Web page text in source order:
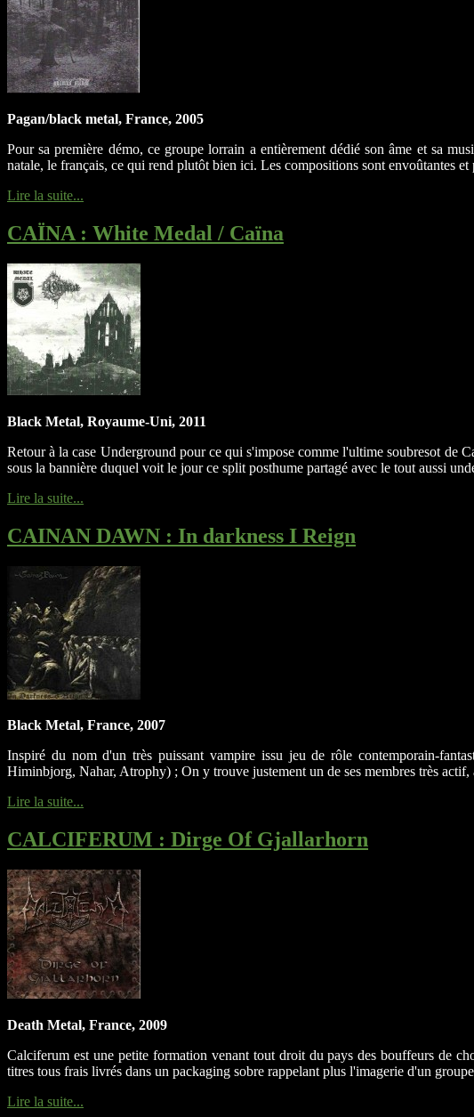
Pagan/black metal, France, 2005
Pour sa première démo, ce groupe lorrain a entièrement dédié son âme et sa
natale, le français, ce qui rend plutôt bien ici. Les compositions sont envoûtantes et
Lire la suite...
CAÏNA : White Medal / Caïna
Black Metal, Royaume-Uni, 2011
Retour à la case Underground pour ce qui s'impose comme l'ultime soubresot de
sous la bannière duquel voit le jour ce split posthume partagé avec le tout aussi
Lire la suite...
CAINAN DAWN : In darkness I Reign
Black Metal, France, 2007
Inspiré du nom d'un très puissant vampire issu jeu de rôle contemporain-
Himinbjorg, Nahar, Atrophy) ; On y trouve justement un de ses membres très
Lire la suite...
CALCIFERUM : Dirge Of Gjallarhorn
Death Metal, France, 2009
Calciferum est une petite formation venant tout droit du pays des bouffeurs de
titres tous frais livrés dans un packaging sobre rappelant plus l'imagerie d'un
Lire la suite...